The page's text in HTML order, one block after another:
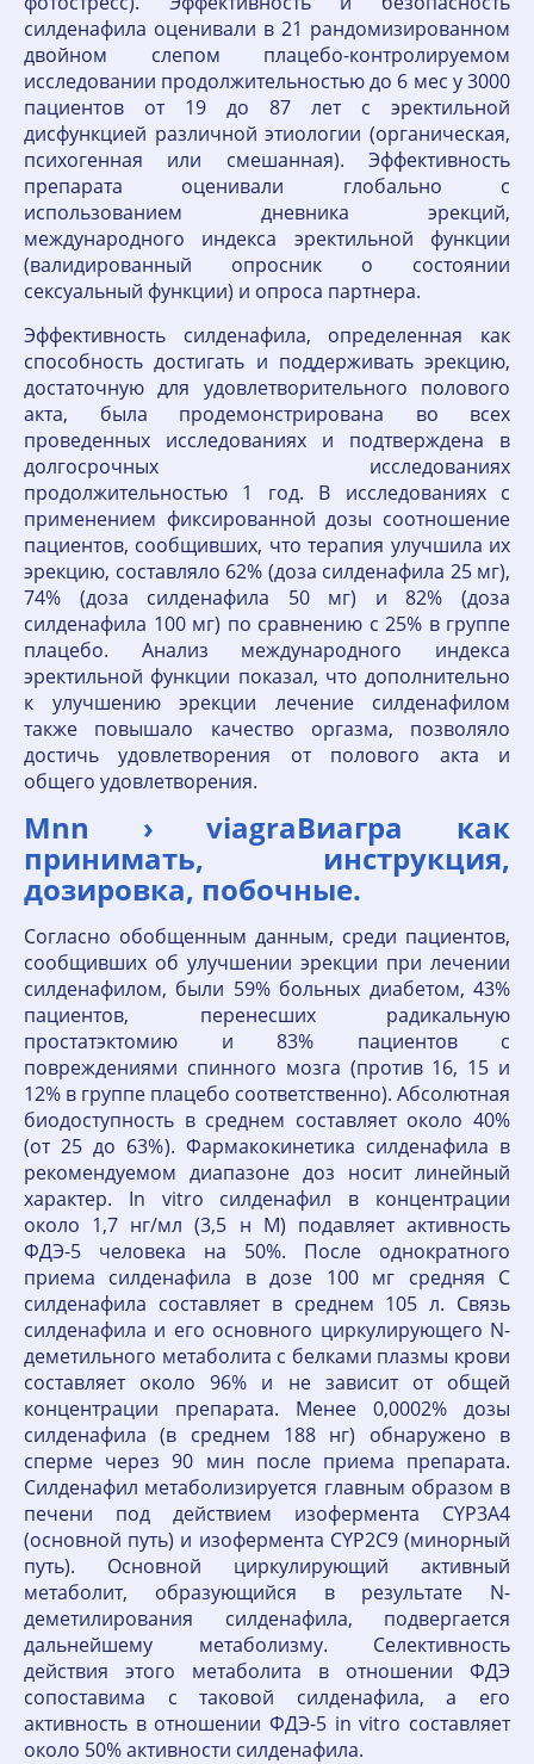
силденафила оценивали в 21 рандомизированном
двойном слепом плацебо-контролируемом
исследовании продолжительностью до 6 мес у 3000
пациентов от 19 до 87 лет с эректильной
дисфункцией различной этиологии (органическая,
психогенная или смешанная). Эффективность
препарата оценивали глобально с
использованием дневника эрекций,
международного индекса эректильной функции
(валидированный опросник о состоянии
сексуальный функции) и опроса партнера.
Эффективность силденафила, определенная как
способность достигать и поддерживать эрекцию,
достаточную для удовлетворительного полового
акта, была продемонстрирована во всех
проведенных исследованиях и подтверждена в
долгосрочных исследованиях
продолжительностью 1 год. В исследованиях с
применением фиксированной дозы соотношение
пациентов, сообщивших, что терапия улучшила их
эрекцию, составляло 62% (доза силденафила 25 мг),
74% (доза силденафила 50 мг) и 82% (доза
силденафила 100 мг) по сравнению с 25% в группе
плацебо. Анализ международного индекса
эректильной функции показал, что дополнительно
к улучшению эрекции лечение силденафилом
также повышало качество оргазма, позволяло
достичь удовлетворения от полового акта и
общего удовлетворения.
Mnn › viagraВиагра как
принимать, инструкция,
дозировка, побочные.
Согласно обобщенным данным, среди пациентов,
сообщивших об улучшении эрекции при лечении
силденафилом, были 59% больных диабетом, 43%
пациентов, перенесших радикальную
простатэктомию и 83% пациентов с
повреждениями спинного мозга (против 16, 15 и
12% в группе плацебо соответственно). Абсолютная
биодоступность в среднем составляет около 40%
(от 25 до 63%). Фармакокинетика силденафила в
рекомендуемом диапазоне доз носит линейный
характер. In vitro силденафил в концентрации
около 1,7 нг/мл (3,5 н М) подавляет активность
ФДЭ-5 человека на 50%. После однократного
приема силденафила в дозе 100 мг средняя C
силденафила составляет в среднем 105 л. Связь
силденафила и его основного циркулирующего N-
деметильного метаболита с белками плазмы крови
составляет около 96% и не зависит от общей
концентрации препарата. Менее 0,0002% дозы
силденафила (в среднем 188 нг) обнаружено в
сперме через 90 мин после приема препарата.
Силденафил метаболизируется главным образом в
печени под действием изофермента CYP3A4
(основной путь) и изофермента CYP2C9 (минорный
путь). Основной циркулирующий активный
метаболит, образующийся в результате N-
деметилирования силденафила, подвергается
дальнейшему метаболизму. Селективность
действия этого метаболита в отношении ФДЭ
сопоставима с таковой силденафила, а его
активность в отношении ФДЭ-5 in vitro составляет
около 50% активности силденафила.